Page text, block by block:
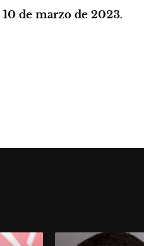
10 de marzo de 2023.